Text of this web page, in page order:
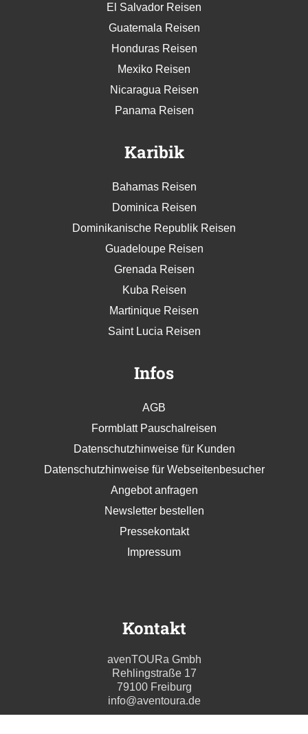
El Salvador Reisen
Guatemala Reisen
Honduras Reisen
Mexiko Reisen
Nicaragua Reisen
Panama Reisen
Karibik
Bahamas Reisen
Dominica Reisen
Dominikanische Republik Reisen
Guadeloupe Reisen
Grenada Reisen
Kuba Reisen
Martinique Reisen
Saint Lucia Reisen
Infos
AGB
Formblatt Pauschalreisen
Datenschutzhinweise für Kunden
Datenschutzhinweise für Webseitenbesucher
Angebot anfragen
Newsletter bestellen
Pressekontakt
Impressum
Kontakt
avenTOURa Gmbh
Rehlingstraße 17
79100 Freiburg
info@aventoura.de